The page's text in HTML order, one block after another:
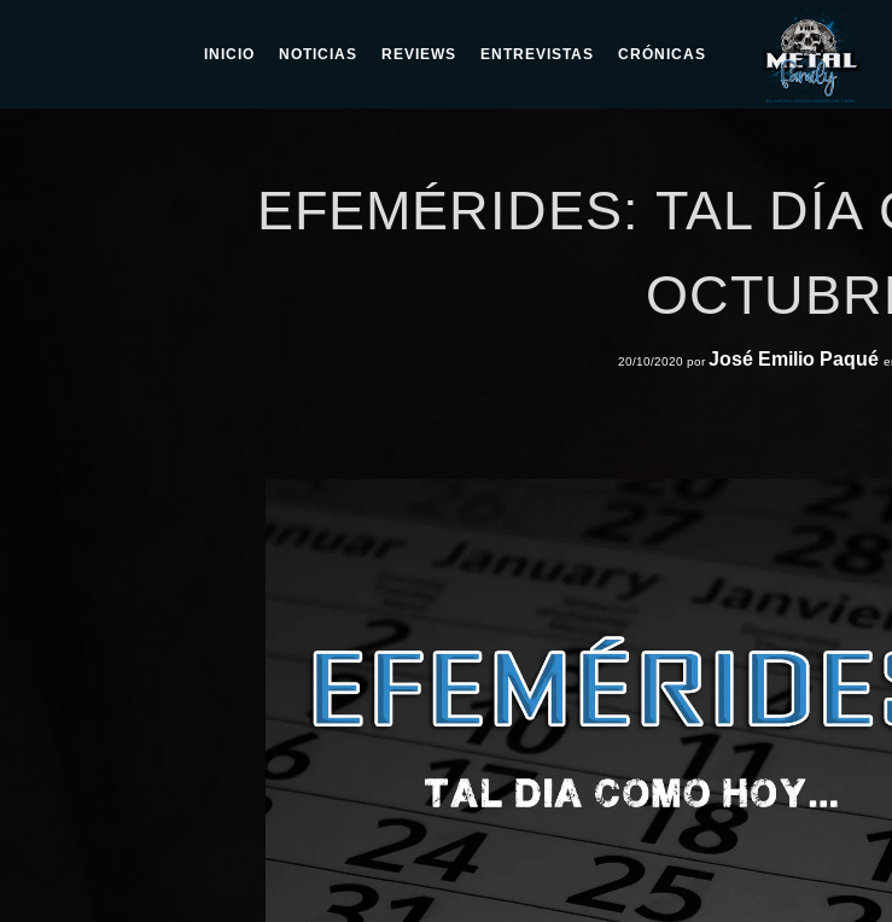
INICIO NOTICIAS REVIEWS ENTREVISTAS CRÓNICAS
EFEMÉRIDES: TAL DÍA
20/10/2020 porJosé Emilio Paqué